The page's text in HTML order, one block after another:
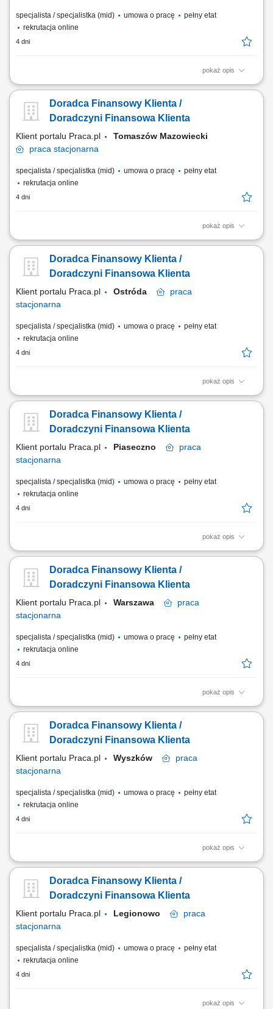
specjalista / specjalistka (mid) umowa o pracę
pełny etat
rekrutacja online
4 dni
pokaż opis
Identyfikowanie potrzeb klientów indywidualnych oraz sektora MŚP i
sprzedaż produktów bankowych i realizacja wyznaczonych celów
sprzedażowych; Budowanie długofalowych relacji z klientami oraz
Doradca Finansowy Klienta /
Doradczyni Finansowa Klienta
Klient portalu Praca.pl
Tomaszów Mazowiecki
praca stacjonarna
specjalista / specjalistka (mid) umowa o pracę
pełny etat
rekrutacja online
4 dni
pokaż opis
Identyfikowanie potrzeb klientów indywidualnych oraz sektora MŚP i
sprzedaż produktów bankowych i realizacja wyznaczonych celów
sprzedażowych; Budowanie długofalowych relacji z klientami oraz
Doradca Finansowy Klienta /
Doradczyni Finansowa Klienta
Klient portalu Praca.pl Ostróda
praca
stacjonarna
specjalista / specjalistka (mid) umowa o pracę
pełny etat
rekrutacja online
4 dni
pokaż opis
Identyfikowanie potrzeb klientów indywidualnych oraz sektora MŚP i
sprzedaż produktów bankowych i realizacja wyznaczonych celów
sprzedażowych; Budowanie długofalowych relacji z klientami oraz
Doradca Finansowy Klienta /
Doradczyni Finansowa Klienta
Klient portalu Praca.pl Piaseczno
praca
stacjonarna
specjalista / specjalistka (mid) umowa o pracę
pełny etat
rekrutacja online
4 dni
pokaż opis
Identyfikowanie potrzeb klientów indywidualnych oraz sektora MŚP i
sprzedaż produktów bankowych i realizacja wyznaczonych celów
sprzedażowych; Budowanie długofalowych relacji z klientami oraz
Doradca Finansowy Klienta /
Doradczyni Finansowa Klienta
Klient portalu Praca.pl Warszawa
praca
stacjonarna
specjalista / specjalistka (mid) umowa o pracę
pełny etat
rekrutacja online
4 dni
pokaż opis
Identyfikowanie potrzeb klientów indywidualnych oraz sektora MŚP i
sprzedaż produktów bankowych i realizacja wyznaczonych celów
sprzedażowych; Budowanie długofalowych relacji z klientami oraz
Doradca Finansowy Klienta /
Doradczyni Finansowa Klienta
Klient portalu Praca.pl Wyszków
praca
stacjonarna
specjalista / specjalistka (mid) umowa o pracę
pełny etat
rekrutacja online
4 dni
pokaż opis
Identyfikowanie potrzeb klientów indywidualnych oraz sektora MŚP i
sprzedaż produktów bankowych i realizacja wyznaczonych celów
sprzedażowych; Budowanie długofalowych relacji z klientami oraz
Doradca Finansowy Klienta /
Doradczyni Finansowa Klienta
Klient portalu Praca.pl Legionowo
praca
stacjonarna
specjalista / specjalistka (mid) umowa o pracę
pełny etat
rekrutacja online
4 dni
pokaż opis